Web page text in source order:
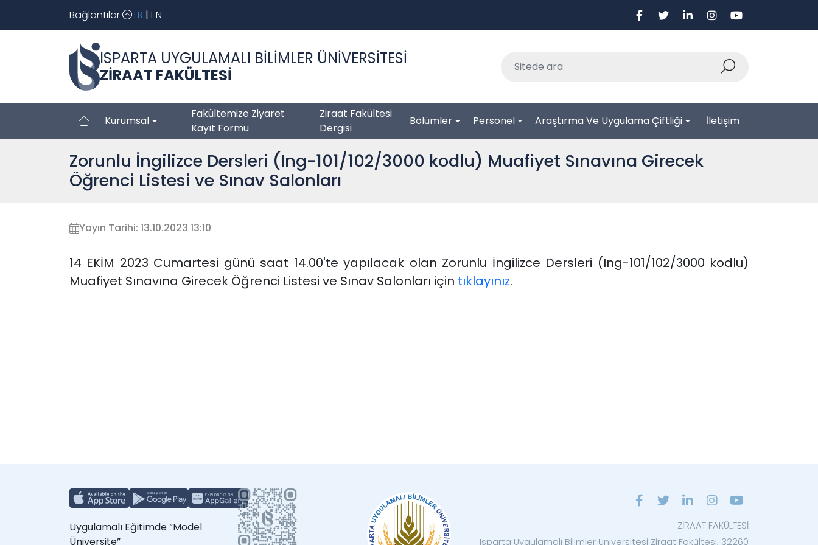
Bağlantılar TR | EN
ISPARTA UYGULAMALI BİLİMLER ÜNİVERSİTESİ
ZİRAAT FAKÜLTESİ
Kurumsal
Fakültemize Ziyaret
Kayıt Formu
Ziraat Fakültesi
Dergisi
Bölümler Personel Araştırma Ve Uygulama Çiftliği İletişim
Zorunlu İngilizce Dersleri (Ing-101/102/3000 kodlu) Muafiyet Sınavına Girecek
Öğrenci Listesi ve Sınav Salonları
Yayın Tarihi: 13.10.2023 13:10
14 EKİM 2023 Cumartesi günü saat 14.00'te yapılacak olan Zorunlu İngilizce Dersleri (Ing-101/102/3000 kodlu)
Muafiyet Sınavına Girecek Öğrenci Listesi ve Sınav Salonları için tıklayınız.
Uygulamalı Eğitimde “Model
Üniversite”
ZİRAAT FAKÜLTESİ
Isparta Uygulamalı Bilimler Üniversitesi Ziraat Fakültesi, 32260